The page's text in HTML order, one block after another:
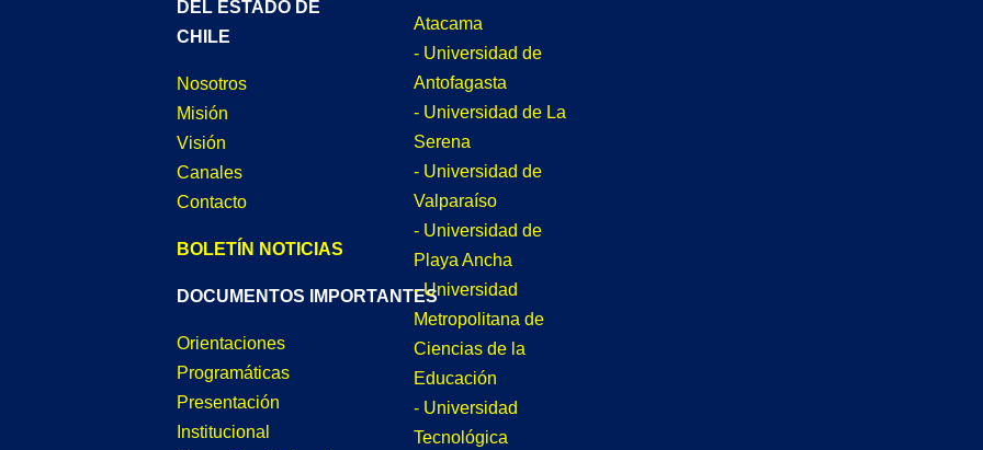
DEL ESTADO DE
CHILE
Nosotros
Misión
Visión
Canales
Contacto
BOLETÍN NOTICIAS
DOCUMENTOS IMPORTANTES
Orientaciones
Programáticas
Presentación
Institucional
Atacama
- Universidad de
Antofagasta
- Universidad de La
Serena
- Universidad de
Valparaíso
- Universidad de
Playa Ancha
- Universidad
Metropolitana de
Ciencias de la
Educación
- Universidad
Tecnológica